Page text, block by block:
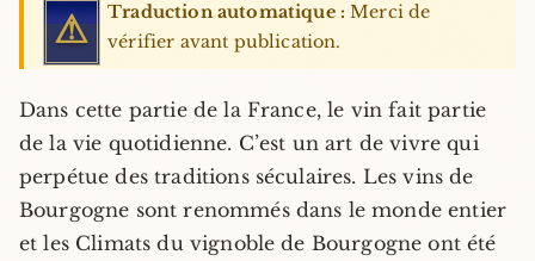
⚠ Traduction automatique : Merci de
vérifier avant publication.
Dans cette partie de la France, le vin fait partie
de la vie quotidienne. C’est un art de vivre qui
perpétue des traditions séculaires. Les vins de
Bourgogne sont renommés dans le monde entier
et les Climats du vignoble de Bourgogne ont été